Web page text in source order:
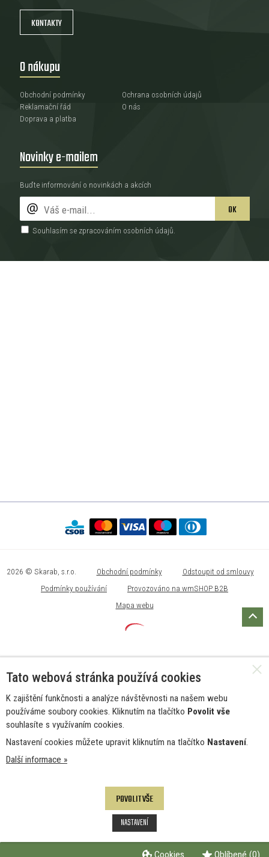
KONTAKTY
O nákupu
Obchodní podmínky
Reklamační řád
Doprava a platba
Ochrana osobních údajů
O nás
Novinky e-mailem
Buďte informování o novinkách a akcích
OK
Souhlasím se zpracováním osobních údajů
2026 © Skarab, s.r.o. Obchodní podmínky
Odstoupit od smlouvy
Podmínky používání
Provozováno na wmSHOP B2B
Mapa webu
Cookies Oblíbené (0)
Tato webová stránka používá cookies
K zajištění funkčnosti a analýze návštěvnosti na našem webu
používáme soubory cookies. Kliknutím na tlačítko Povolit vše
souhlasíte s využívaním cookies.
Nastavení cookies můžete upravit kliknutím na tlačítko Nastavení.
Další informace »
POVOLIT VŠE
NASTAVENÍ